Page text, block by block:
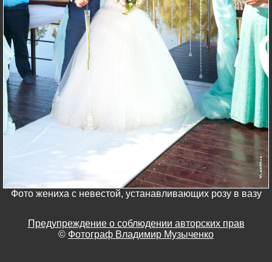
Фото жениха с невестой, устанавливающих розу в вазу
Предупреждение о соблюдении авторских прав
© Фотограф Владимир Музыченко